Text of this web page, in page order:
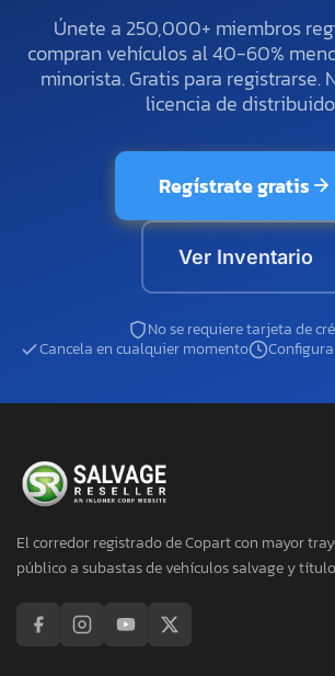
Únete a 250,000+ miembros
compran vehículos al 40-60%
minorista. Gratis para registrarse.
licencia de
Regístrate gratis
Ver Inventario
No se requiere tarjeta de
Cancela en cualquier momento
El corredor registrado de Copart con mayor
público a subastas de vehículos salvage y